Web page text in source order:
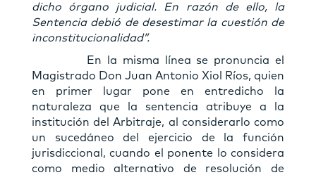
dicho órgano judicial. En razón de ello, la
Sentencia debió de desestimar la cuestión de
inconstitucionalidad”.
En la misma línea se pronuncia el
Magistrado Don Juan Antonio Xiol Ríos, quien
en primer lugar pone en entredicho la
naturaleza que la sentencia atribuye a la
institución del Arbitraje, al considerarlo como
un sucedáneo del ejercicio de la función
jurisdiccional, cuando el ponente lo considera
como medio alternativo de resolución de